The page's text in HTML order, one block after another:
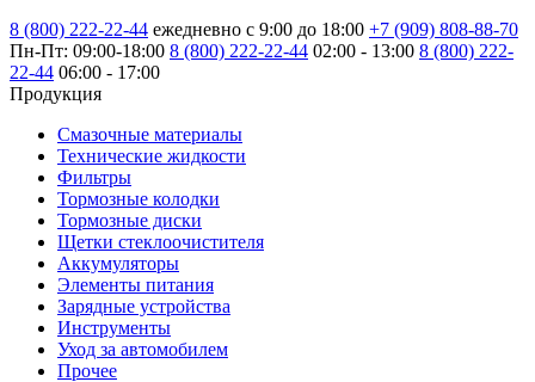
8 (800) 222-22-44 ежедневно с 9:00 до 18:00 +7 (909) 808-88-70
Пн-Пт: 09:00-18:00 8 (800) 222-22-44 02:00 - 13:00 8 (800) 222-
22-44 06:00 - 17:00
Продукция
Смазочные материалы
Технические жидкости
Фильтры
Тормозные колодки
Тормозные диски
Щетки стеклоочистителя
Аккумуляторы
Элементы питания
Зарядные устройства
Инструменты
Уход за автомобилем
Прочее